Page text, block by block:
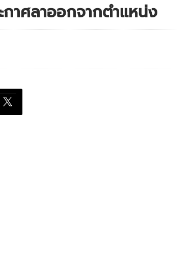
าศลาออกจากตำแหน่ง